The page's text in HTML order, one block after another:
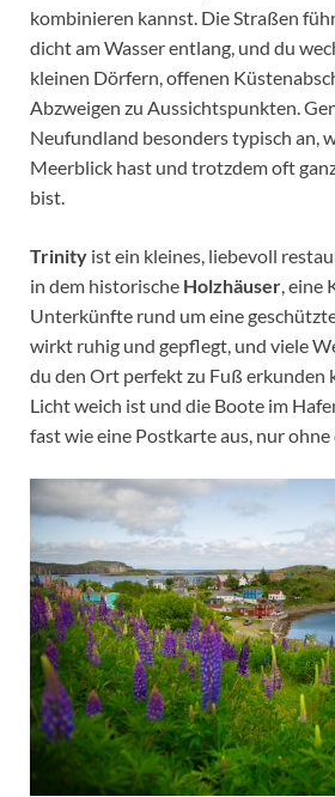
kombinieren kannst. Die Straßen
dicht am Wasser entlang, und du
kleinen Dörfern, offenen
Abzweigen zu Aussichtspunkten.
Neufundland besonders typisch an,
Meerblick hast und trotzdem oft
bist.
Trinity ist ein kleines, liebevoll
in dem historische Holzhäuser, eine
Unterkünfte rund um eine
wirkt ruhig und gepflegt, und viele
du den Ort perfekt zu Fuß erkunden
Licht weich ist und die Boote im
fast wie eine Postkarte aus, nur ohne